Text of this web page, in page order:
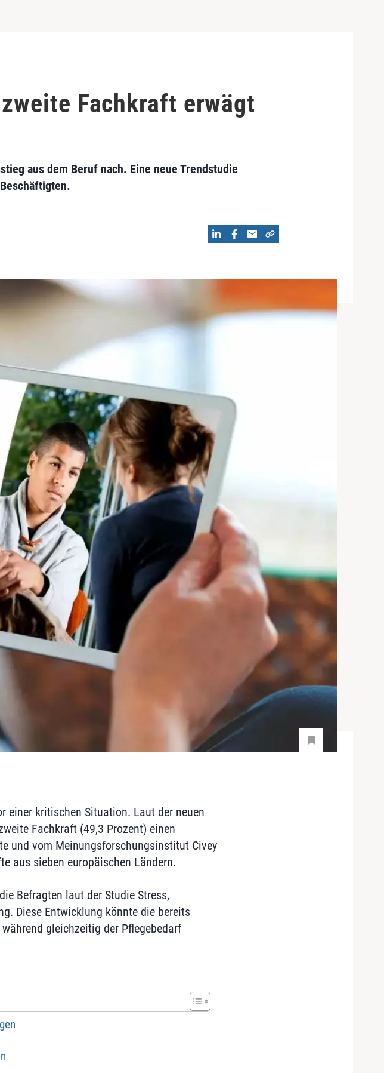
Fachkraft erwägt
aus dem Beruf nach. Eine neue Trendstudie
einer kritischen Situation. Laut der neuen
Fachkraft (49,3 Prozent) einen
und vom Meinungsforschungsinstitut Civey
aus sieben europäischen Ländern.
Befragten laut der Studie Stress,
Diese Entwicklung könnte die bereits
gleichzeitig der Pflegebedarf